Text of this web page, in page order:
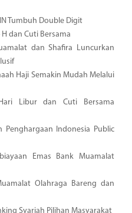
Tumbuh Double Digit
dan Cuti Bersama
dan Shafira Luncurkan
Haji Semakin Mudah Melalui
Libur dan Cuti Bersama
Penghargaan Indonesia Public
Emas Bank Muamalat
Olahraga Bareng dan
Syariah Pilihan Masyarakat